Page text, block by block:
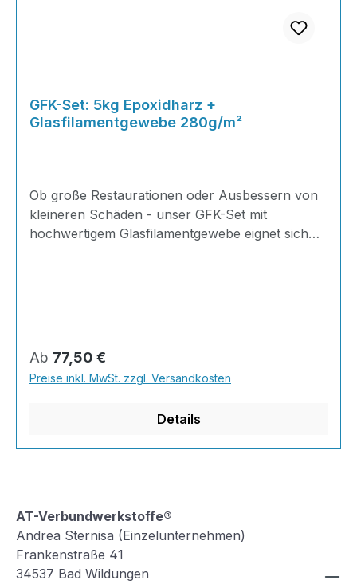
GFK-Set: 5kg Epoxidharz +
Glasfilamentgewebe 280g/m²
Ob große Restaurationen oder Ausbessern von
kleineren Schäden - unser GFK-Set mit
hochwertigem Glasfilamentgewebe eignet sich
wählen und die von Ihnen benötigte Menge
Glasfilamentgewebe, und schon kann es
losgehen!2K Epoxidharz + Härter im SET3,34kg
Härter(Komponente B)
Regulärer Preis:
Ab 77,50 €
Preise inkl. MwSt. zzgl. Versandkosten
Details
AT-Verbundwerkstoffe®
Andrea Sternisa (Einzelunternehmen)
Frankenstraße 41
34537 Bad Wildungen